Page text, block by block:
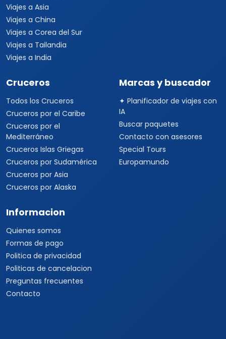
Viajes a Asia
Viajes a China
Viajes a Corea del Sur
Viajes a Tailandia
Viajes a India
Cruceros
Todos los Cruceros
Cruceros por el Caribe
Cruceros por el
Mediterráneo
Cruceros Islas Griegas
Cruceros por Sudamérica
Cruceros por Asia
Cruceros por Alaska
Marcas y buscador
✦ Planificador de viajes con
IA
Buscar paquetes
Contacto con asesores
Special Tours
Europamundo
Informacion
Quienes somos
Formas de pago
Politica de privacidad
Politicas de cancelacion
Preguntas frecuentes
Contacto